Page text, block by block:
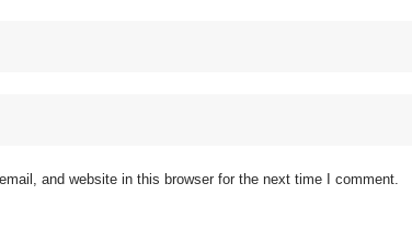
and website in this browser for the next time I comment.